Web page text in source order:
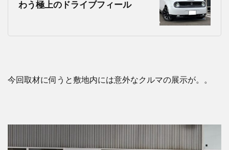
わう極上のドライブフィール
今回取材に伺うと敷地内には意外なクルマの展示が。。